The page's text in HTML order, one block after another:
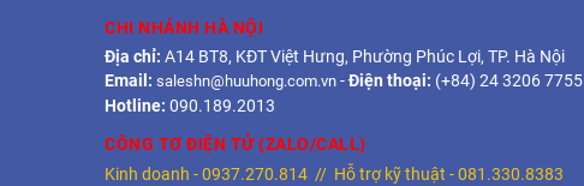
CHI NHÁNH HÀ NỘI
Địa chỉ: A14 BT8, KĐT Việt Hưng, Phường Phúc Lợi, TP. Hà Nội
Email: saleshn@huuhong.com.vn -Điện thoại: (+84) 24 3206 7755
Hotline: 090.189.2013
CÔNG TƠ ĐIỆN TỬ (ZALO/CALL)
Kinh doanh -0937.270.814 // Hỗ trợ kỹ thuật -081.330.8383